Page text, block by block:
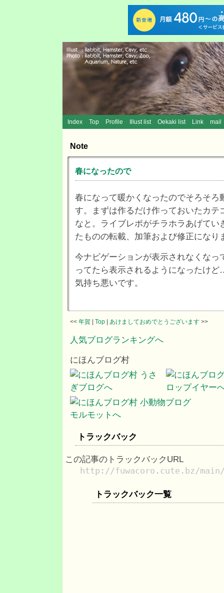
Index Top Profile Illust list Oekaki list Link mail
Note
春になったので
春になって暖かくなったのでそろそろ
す。まずは作るだけ作っておいたカテ
なと。ライブレポがチラホラあげてい
たものの転載、加筆および修正になり
今ナビゲーションが表示されなくなっ
ってたら表示されるようになったけ
気持ち悪いです。
<< 年賀 | Top | あけましておめでとうございます >>
人気ブログランキングへ
にほんブログ村
トラックバック
この記事のトラックバックURL
http://fuwacoro.cute.bz/
トラックバック一覧